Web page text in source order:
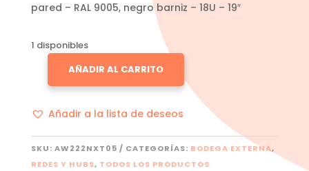
pared – RAL 9005, negro barniz – 18U – 19″
1 disponibles
SOLUTIONS
CANTIDAD
AÑADIR AL CARRITO
Añadir a la lista de deseos
SKU: AW222NXT05 CATEGORÍAS: BODEGA EXTERNA,
REDES Y HUBS, TODOS LOS PRODUCTOS